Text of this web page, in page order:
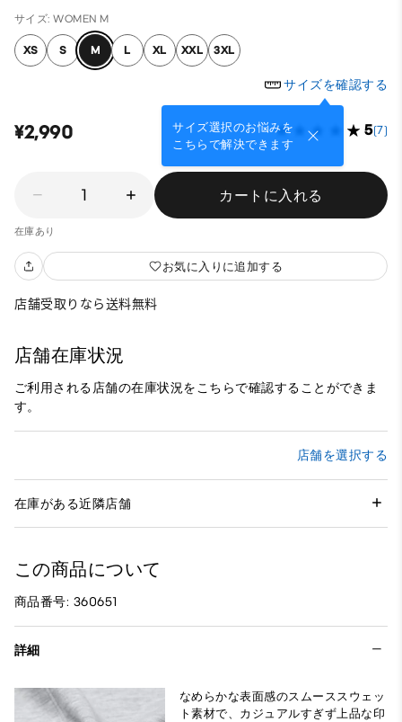
サイズ: WOMEN M
XS S M L XL XXL 3XL
サイズを確認する
サイズ選択のお悩みを
こちらで解決できます
¥2,990 5(7)
1 カートに入れる
在庫あり
お気に入りに追加する
店舗受取りなら送料無料
店舗在庫状況
ご利用される店舗の在庫状況をこちらで確認することができま
す。
店舗を選択する
在庫がある近隣店舗
この商品について
商品番号: 360651
詳細
なめらかな表面感のスムーススウェッ
ト素材で、カジュアルすぎず上品な印